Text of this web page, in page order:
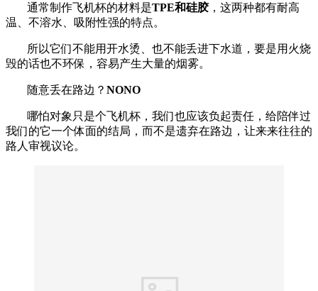
通常制作飞机杯的材料是TPE和硅胶 ，这两种都有耐高
温、不溶水、吸附性强的特点。
所以它们不能用开水烫、也不能丢进下水道，要是用火烧
毁的话也不环保，容易产生大量的烟雾。
随意丢在路边？ NONO
哪怕对象只是个飞机杯，我们也应该负起责任，给陪伴过
我们的它一个体面的结局，而不是遗弃在路边，让来来往往的
路人审视议论。